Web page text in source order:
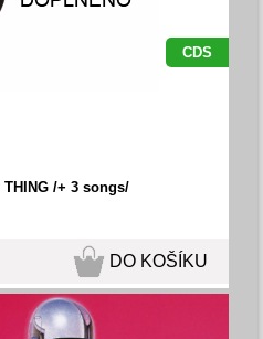
CDS
THING /+ 3 songs/
DO KOŠÍKU